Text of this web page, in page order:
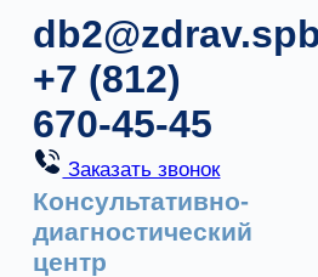
+7 (812)
670-45-45
Заказать звонок
Консультативно-
диагностический
центр